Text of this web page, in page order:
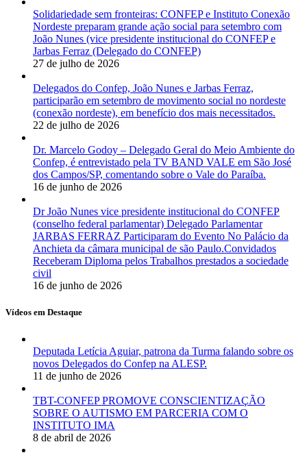
Solidariedade sem fronteiras: CONFEP e Instituto Conexão
Nordeste preparam grande ação social para setembro com
João Nunes (vice presidente institucional do CONFEP e
Jarbas Ferraz (Delegado do CONFEP)
27 de julho de 2026
Delegados do Confep, João Nunes e Jarbas Ferraz,
participarão em setembro de movimento social no nordeste
(conexão nordeste), em benefício dos mais necessitados.
22 de julho de 2026
Dr. Marcelo Godoy – Delegado Geral do Meio Ambiente do
Confep, é entrevistado pela TV BAND VALE em São José
dos Campos/SP, comentando sobre o Vale do Paraíba.
16 de junho de 2026
Dr João Nunes vice presidente institucional do CONFEP
(conselho federal parlamentar) Delegado Parlamentar
JARBAS FERRAZ Participaram do Evento No Palácio da
Anchieta da câmara municipal de são Paulo.Convidados
Receberam Diploma pelos Trabalhos prestados a sociedade
civil
16 de junho de 2026
Vídeos em Destaque
Deputada Letícia Aguiar, patrona da Turma falando sobre os
novos Delegados do Confep na ALESP.
11 de junho de 2026
TBT-CONFEP PROMOVE CONSCIENTIZAÇÃO
SOBRE O AUTISMO EM PARCERIA COM O
INSTITUTO IMA
8 de abril de 2026